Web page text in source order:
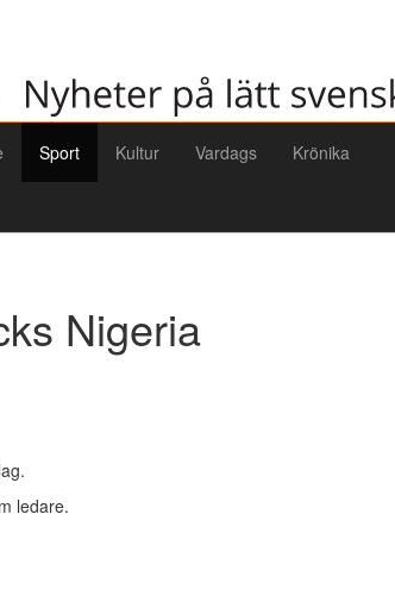
Sport Kultur Vardags Krönika
Nigeria
ledare.